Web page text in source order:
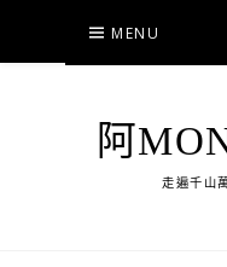
content
MENU
阿
走遍千山